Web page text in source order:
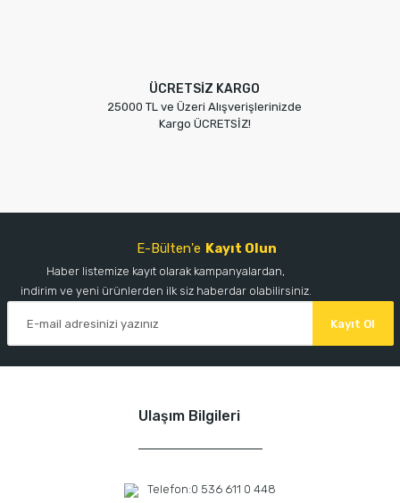
ÜCRETSİZ KARGO
25000 TL ve Üzeri Alışverişlerinizde
Kargo ÜCRETSİZ!
E-Bülten'e Kayıt Olun
Haber listemize kayıt olarak kampanyalardan,
indirim ve yeni ürünlerden ilk siz haberdar olabilirsiniz.
Kayıt Ol
Ulaşım Bilgileri
Telefon:0 536 611 0 448